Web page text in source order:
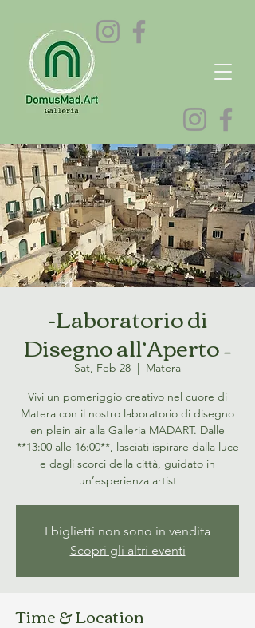
-Laboratorio di
Disegno all’Aperto –
Sat, Feb 28
  |
Matera
Vivi un pomeriggio creativo nel cuore di
Matera con il nostro laboratorio di disegno
en plein air alla Galleria MADART. Dalle
**13:00 alle 16:00**, lasciati ispirare dalla luce
e dagli scorci della città, guidato in
un’esperienza artist
I biglietti non sono in vendita
Scopri gli altri eventi
Time & Location